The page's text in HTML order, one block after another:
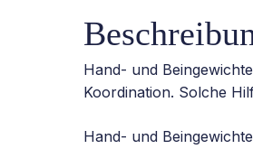
Hand- und
Koordination. Solche
Hand- und